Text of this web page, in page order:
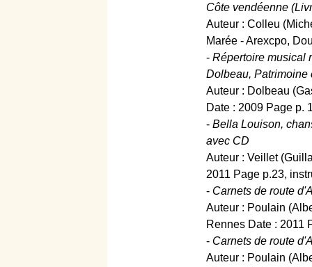
Côte vendéenne
Auteur : Colleu
Marée - Arexcpo,
- Répertoire musical
Dolbeau, Patrimoine
Auteur : Dolbeau
Date : 2009 Page p.
- Bella Louison,
avec CD
Auteur : Veillet
2011 Page p.23,
- Carnets de route
Auteur : Poulain
Rennes Date : 2011
- Carnets de route
Auteur : Poulain